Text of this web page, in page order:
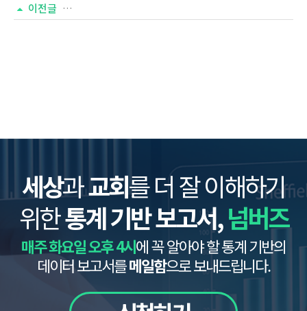
이전글 제 3호 _ "모바일 교회가 온다!"
세상과교회를 더 잘 이해하기
위한통계 기반 보고서,넘버즈
매주 화요일 오후 4시에 꼭 알아야 할 통계 기반의
데이터 보고서를메일함으로 보내드립니다.